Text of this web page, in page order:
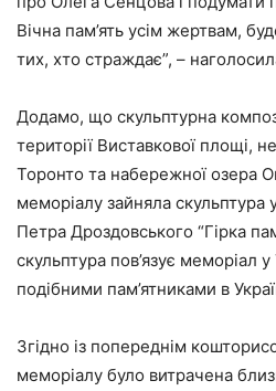
Вічна пам’ять усім жертвам,
тих, хто страждає”, –
Додамо, що скульптурна
території Виставкової площі,
Торонто та набережної озера
меморіалу зайняла скульптура
Петра Дроздовського “Гірка
скульптура пов’язує меморіал
подібними пам’ятниками в
Згідно із попереднім
меморіалу було витрачена